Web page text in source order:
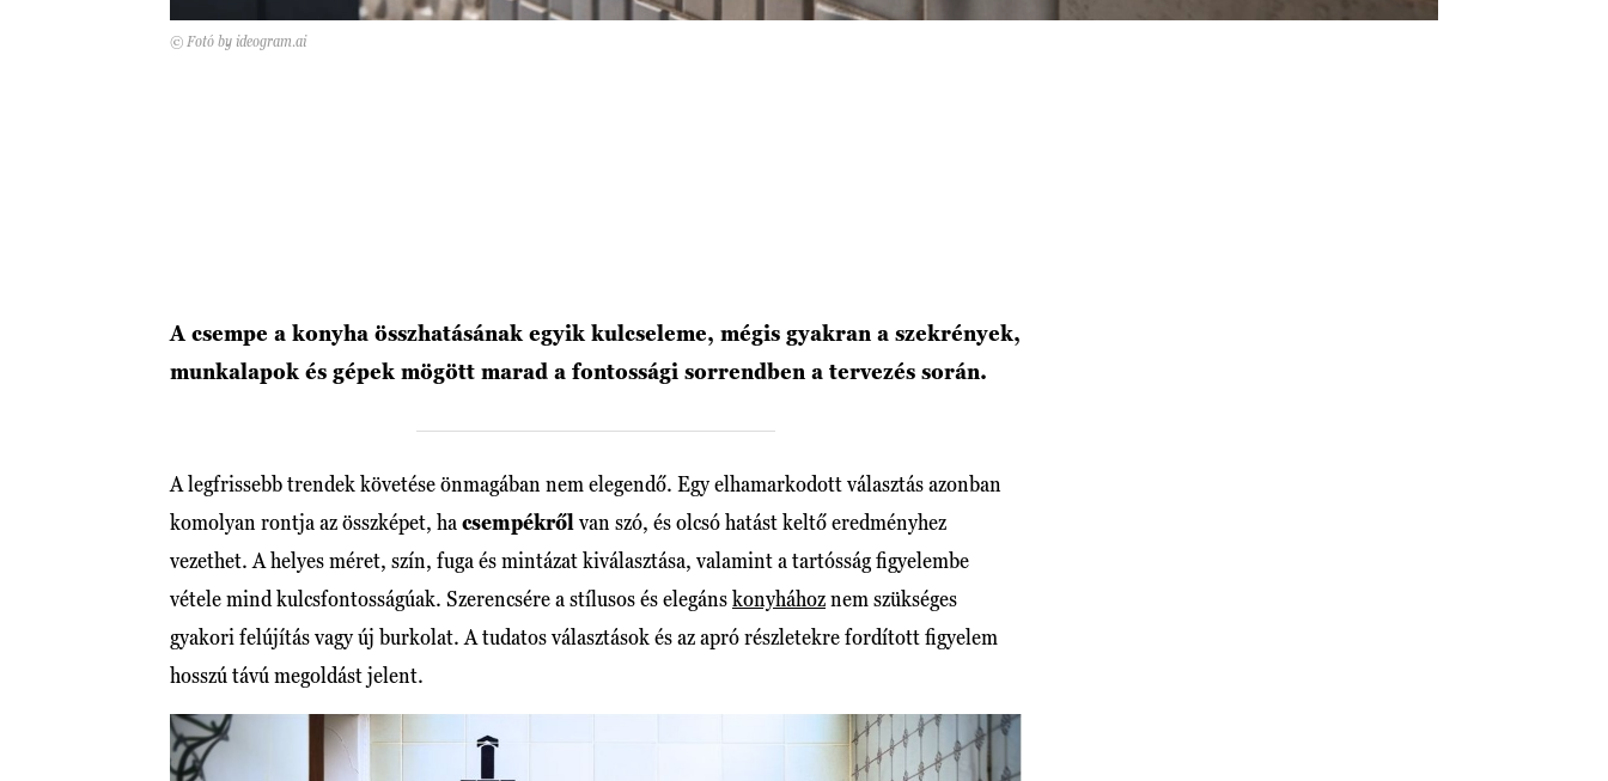
© Fotó by ideogram.ai
A csempe a konyha összhatásának egyik kulcseleme, mégis gyakran a szekrények,
munkalapok és gépek mögött marad a fontossági sorrendben a tervezés során.
A legfrissebb trendek követése önmagában nem elegendő. Egy elhamarkodott választás azonban
komolyan rontja az összképet, ha csempékről van szó, és olcsó hatást keltő eredményhez
vezethet. A helyes méret, szín, fuga és mintázat kiválasztása, valamint a tartósság figyelembe
vétele mind kulcsfontosságúak. Szerencsére a stílusos és elegánskonyháhoznem szükséges
gyakori felújítás vagy új burkolat. A tudatos választások és az apró részletekre fordított figyelem
hosszú távú megoldást jelent.